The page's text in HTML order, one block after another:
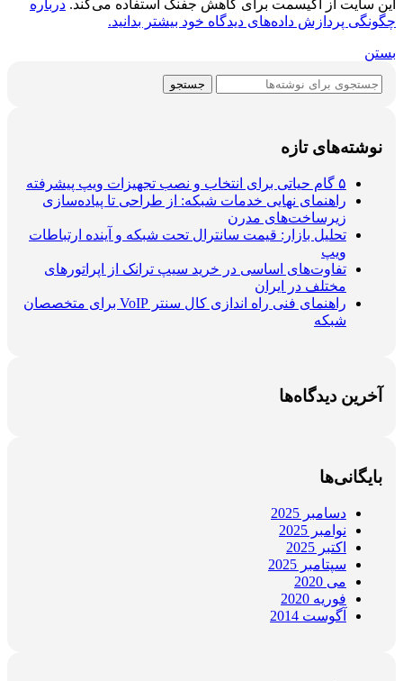
این سایت از اکیسمت برای کاهش جفنگ استفاده می‌کند. درباره
چگونگی پردازش داده‌های دیدگاه خود بیشتر بدانید.
بستن
جستجو
نوشته‌های تازه
۵ گام حیاتی برای انتخاب و نصب تجهیزات ویپ پیشرفته
راهنمای نهایی خدمات شبکه: از طراحی تا پیاده‌سازی
زیرساخت‌های مدرن
تحلیل بازار: قیمت سانترال تحت شبکه و آینده ارتباطات
ویپ
تفاوت‌های اساسی در خرید سیپ ترانک از اپراتورهای
مختلف در ایران
راهنمای فنی راه اندازی کال سنتر VoIP برای متخصصان
شبکه
آخرین دیدگاه‌ها
بایگانی‌ها
دسامبر 2025
نوامبر 2025
اکتبر 2025
سپتامبر 2025
می 2020
فوریه 2020
آگوست 2014